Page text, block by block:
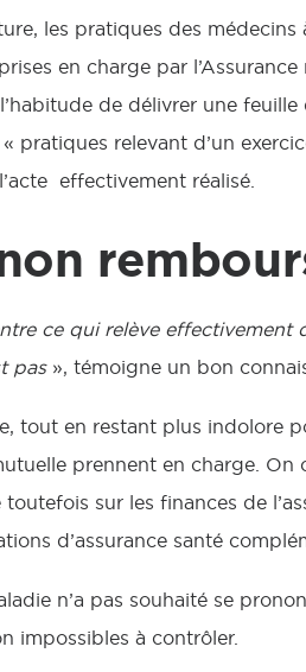
les pratiques des
en charge par l’Assurance
de délivrer une
relevant d’un
effectivement réalisé.
ce qui relève effectivement
pas», témoigne un bon
tout en restant plus indolore
prennent en charge. On
sur les finances de
d’assurance santé
n’a pas souhaité se
impossibles à contrôler.